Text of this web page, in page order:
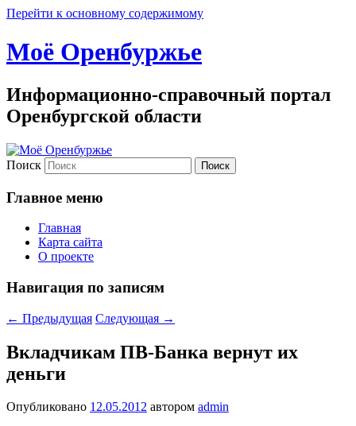
Перейти к основному содержимому
Моё Оренбуржье
Информационно-справочный портал
Оренбургской области
Поиск
Главное меню
Главная
Карта сайта
О проекте
Навигация по записям
← Предыдущая Следующая →
Вкладчикам ПВ-Банка вернут их
деньги
Опубликовано 12.05.2012 автором admin